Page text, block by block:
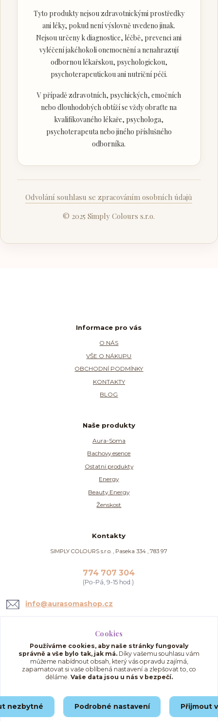
Tyto produkty nejsou zdravotnickými prostředky
ani léky, pokud není výslovně uvedeno jinak.
Nejsou určeny k diagnostice, léčbě, prevenci ani
vyléčení jakéhokoli onemocnění a nenahrazují
odbornou lékařskou, psychologickou,
psychoterapeutickou ani nutriční péči.
V případě zdravotních, psychických, emočních
nebo dlouhodobých obtíží se vždy obraťte na
kvalifikovaného lékaře, psychologa,
psychoterapeuta nebo jiného příslušného
odborníka.
Odvolání souhlasu se zpracováním osobních údajů
© 2025 Simply Colours s.r.o.
Informace pro vás
O NÁS
VŠE O NÁKUPU
OBCHODNÍ PODMÍNKY
KONTAKTY
BLOG
Naše produkty
Aura-Soma
Bachovy esence
Ostatní produkty
Energy
Beauty Energy
Ženskost
Kontakty
SIMPLY COLOURS s.r.o. , Paseka 334 , 783 97
774 707 304
(Po-Pá, 9-15 hod.)
info@aurasomashop.cz
Upravit sběr cookies.
© 2025 AuraSomaShop.cz – provozovatel Simply Colours s.r.o., IČO: 02562286, se
sídlem Paseka 334, 783 97, Česká republika.
Cookies
Používáme cookies, aby naše stránky fungovaly
správně a vše bylo tak, jak má. Díky vašemu souhlasu vám
můžeme nabídnout obsah, který vás opravdu zajímá,
zapamatovat si vaše oblíbená nastavení a zlepšovat to, co
děláme. Vaše data jsou u nás v bezpečí.
nezbytné Podrobné nastavení Přijmout